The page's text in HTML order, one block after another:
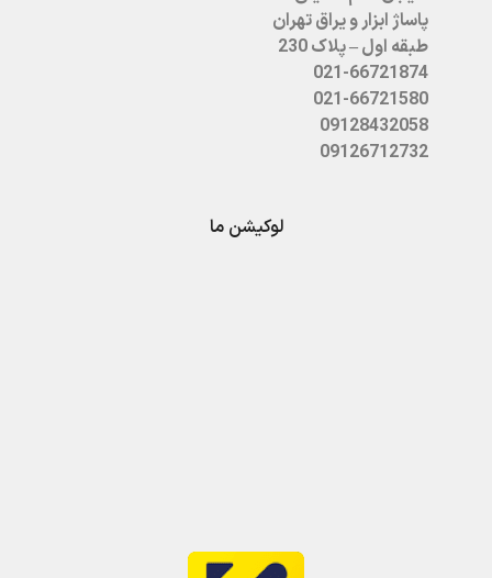
پاساژ ابزار و یراق تهران
طبقه اول – پلاک 230
021-66721874
021-66721580
09128432058
09126712732
لوکیشن ما